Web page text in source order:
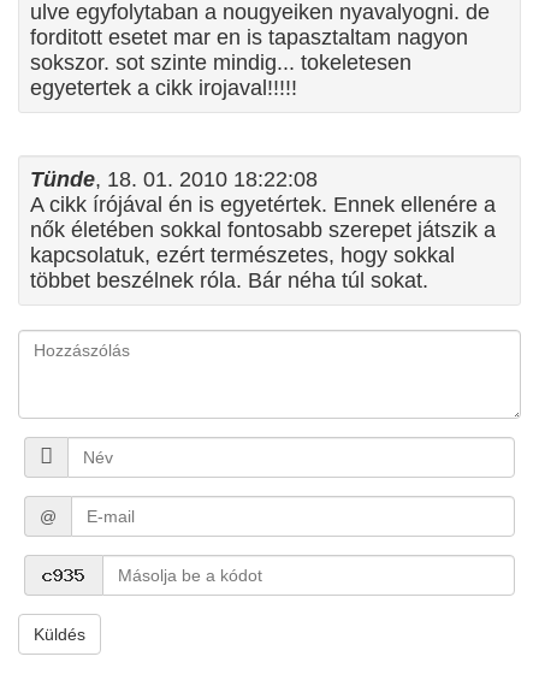
ulve egyfolytaban a nougyeiken nyavalyogni. de
forditott esetet mar en is tapasztaltam nagyon
sokszor. sot szinte mindig... tokeletesen
egyetertek a cikk irojaval!!!!!
Tünde, 18. 01. 2010 18:22:08
A cikk írójával én is egyetértek. Ennek ellenére a
nők életében sokkal fontosabb szerepet játszik a
kapcsolatuk, ezért természetes, hogy sokkal
többet beszélnek róla. Bár néha túl sokat.
@
Küldés